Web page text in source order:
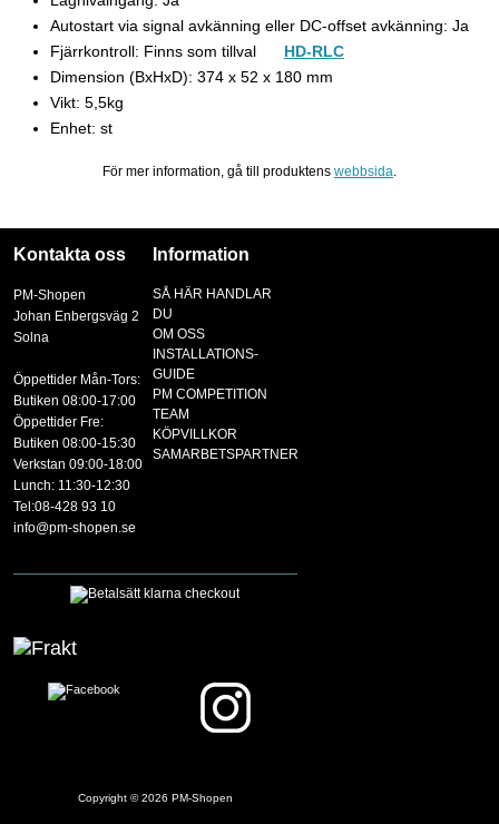
Autostart via signal avkänning eller DC-offset avkänning: Ja
Fjärrkontroll: Finns som tillval
HD-RLC
Dimension (BxHxD): 374 x 52 x 180 mm
Vikt: 5,5kg
Enhet: st
För mer information, gå till produktens webbsida
Kontakta oss
PM-Shopen
Johan Enbergsväg 2
Solna
Öppettider Mån-Tors:
Butiken 08:00-17:00
Öppettider Fre:
Butiken 08:00-15:30
Verkstan 09:00-18:00
Lunch: 11:30-12:30
Tel:08-428 93 10
info@pm-shopen.se
Information
SÅ HÄR HANDLAR
DU
OM OSS
INSTALLATIONS-
GUIDE
PM COMPETITION
TEAM
KÖPVILLKOR
SAMARBETSPARTNER
Copyright © 2026 PM-Shopen